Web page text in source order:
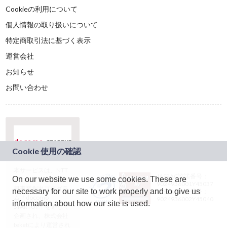
Cookieの利用について
個人情報の取り扱いについて
特定商取引法に基づく表示
運営会社
お知らせ
お問い合わせ
ドコモグループの新
規事業創出プログラ
ム「docomo
STARTUP」を通じて
JASRAC許諾番号：
9024936001Y45037
JASRAC許諾番号：
On our website we use some cookies. These are
necessary for our site to work properly and to give us
information about how our site is used.